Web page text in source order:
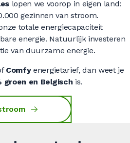
lopen we voorop in eigen land:
gezinnen van stroom.
totale energiecapaciteit
energie. Natuurlijk investeren
van duurzame energie.
Comfyenergietarief, dan weet je
groen en Belgisch is.